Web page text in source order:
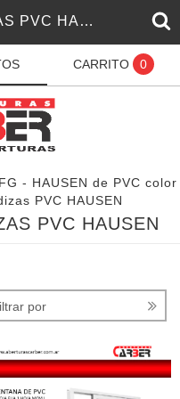
VENTANAS CORREDIZAS PVC HAUSEN
CARRITO 0
- HAUSEN de PVC color
PVC HAUSEN
PVC HAUSEN
por